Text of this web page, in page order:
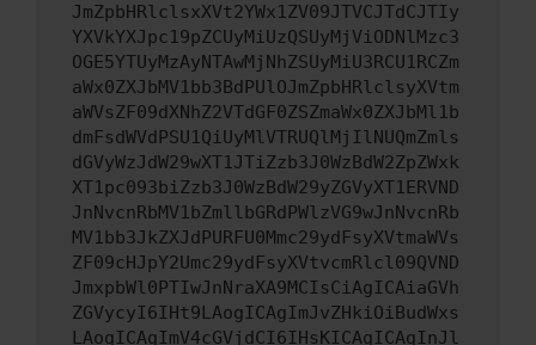
JmZpbHRlclsxXVt2YWx1ZV09JTVCJTdCJTIy
YXVkYXJpc19pZCUyMiUzQSUyMjViODNlMzc3
OGE5YTUyMzAyNTAwMjNhZSUyMiU3RCU1RCZm
aWx0ZXJbMV1bb3BdPUlOJmZpbHRlclsyXVtm
aWVsZF09dXNhZ2VTdGF0ZSZmaWx0ZXJbMl1b
dmFsdWVdPSU1QiUyMlVTRUQlMjIlNUQmZmls
dGVyWzJdW29wXT1JTiZzb3J0WzBdW2ZpZWxk
XT1pc093biZzb3J0WzBdW29yZGVyXT1ERVND
JnNvcnRbMV1bZmllbGRdPWlzVG9wJnNvcnRb
MV1bb3JkZXJdPURFU0Mmc29ydFsyXVtmaWVs
ZF09cHJpY2Umc29ydFsyXVtvcmRlcl09QVND
JmxpbWl0PTIwJnNraXA9MCIsCiAgICAiaGVh
ZGVycyI6IHt9LAogICAgImJvZHkiOiBudWxs
LAogICAgImV4cGVjdCI6IHsKICAgICAgInJl